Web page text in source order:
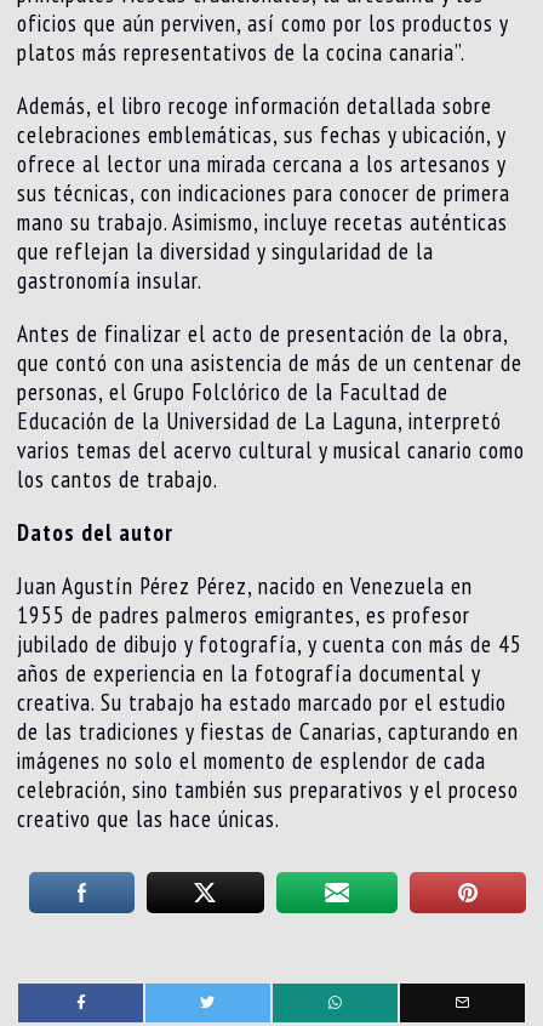
oficios que aún perviven, así como por los productos y
platos más representativos de la cocina canaria”.
Además, el libro recoge información detallada sobre
celebraciones emblemáticas, sus fechas y ubicación, y
ofrece al lector una mirada cercana a los artesanos y
sus técnicas, con indicaciones para conocer de primera
mano su trabajo. Asimismo, incluye recetas auténticas
que reflejan la diversidad y singularidad de la
gastronomía insular.
Antes de finalizar el acto de presentación de la obra,
que contó con una asistencia de más de un centenar de
personas, el Grupo Folclórico de la Facultad de
Educación de la Universidad de La Laguna, interpretó
varios temas del acervo cultural y musical canario como
los cantos de trabajo.
Datos del autor
Juan Agustín Pérez Pérez, nacido en Venezuela en
1955 de padres palmeros emigrantes, es profesor
jubilado de dibujo y fotografía, y cuenta con más de 45
años de experiencia en la fotografía documental y
creativa. Su trabajo ha estado marcado por el estudio
de las tradiciones y fiestas de Canarias, capturando en
imágenes no solo el momento de esplendor de cada
celebración, sino también sus preparativos y el proceso
creativo que las hace únicas.